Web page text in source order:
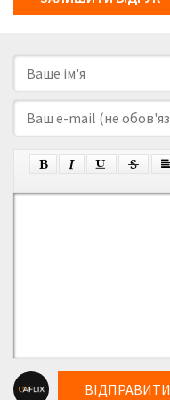
ВІДПРАВИТИ